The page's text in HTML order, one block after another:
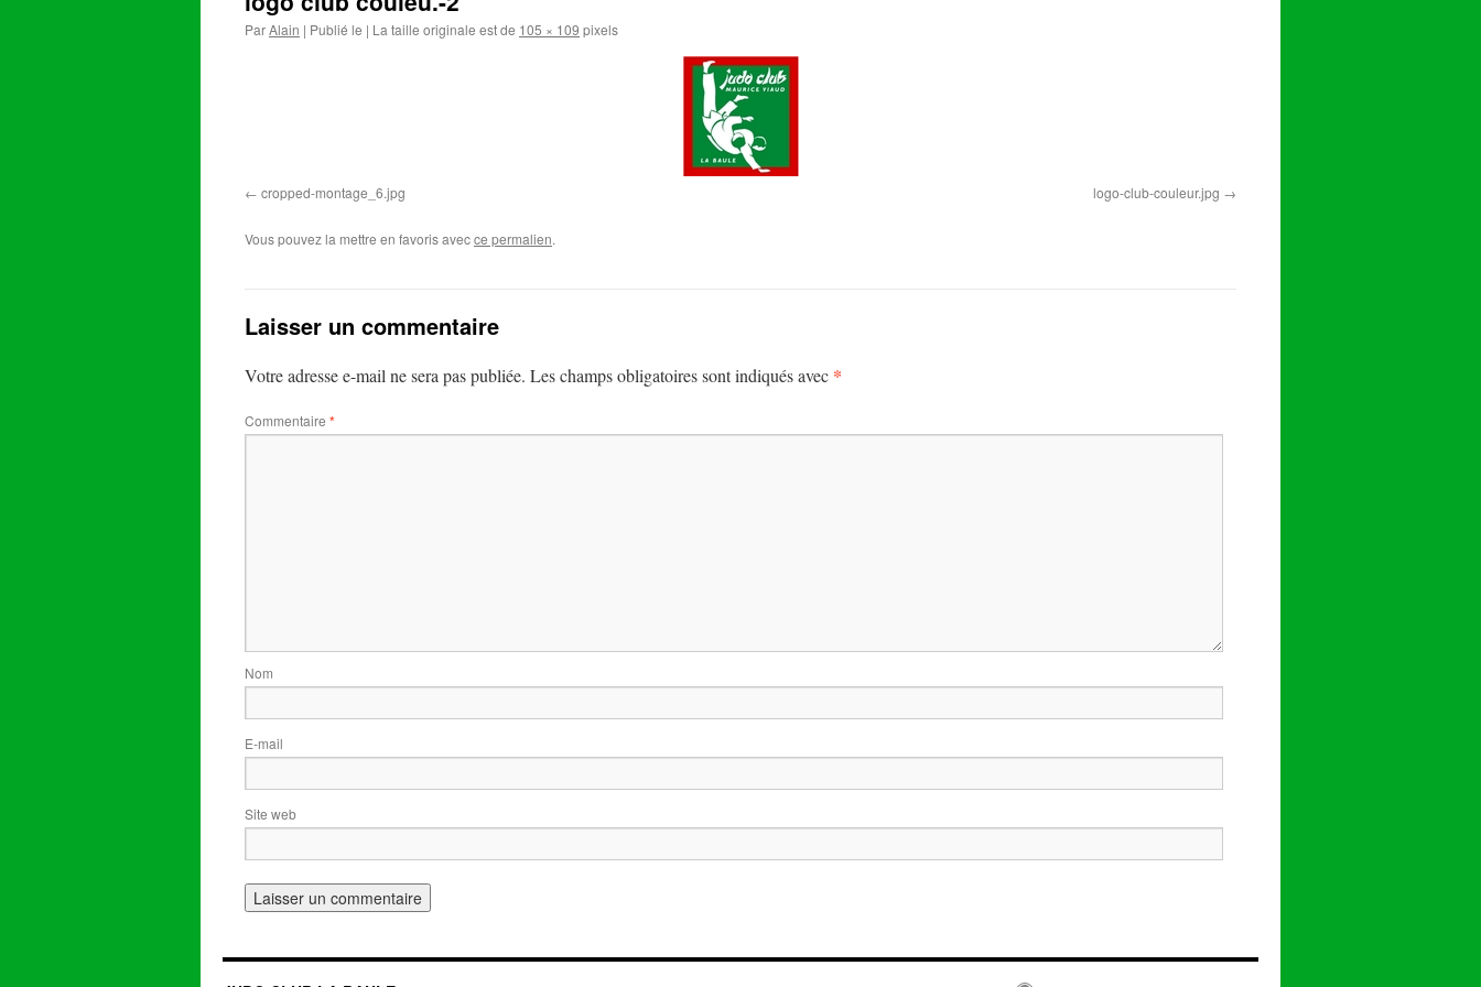
ParAlain | Publié le | La taille originale est de 105 × 109 pixels
cropped-montage_6.jpg logo-club-couleur.jpg
Vous pouvez la mettre en favoris avecce permalien.
Laisser un commentaire
Votre adresse e-mail ne sera pas publiée. Les champs obligatoires sont indiqués avec *
Commentaire *
Nom
E-mail
Site web